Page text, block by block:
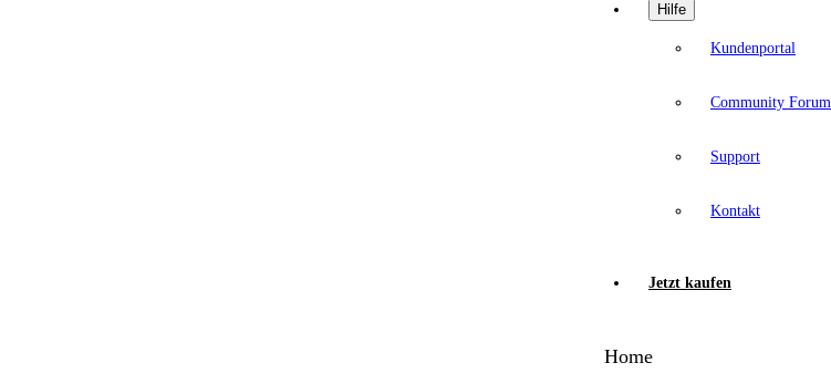
Hilfe
Kundenportal
Community Forum
Support
Kontakt
Jetzt kaufen
Home